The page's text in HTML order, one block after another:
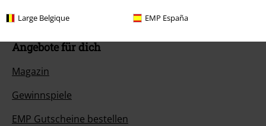
Large Belgique EMP España
Angebote für dich
Magazin
Gewinnspiele
EMP Gutscheine bestellen